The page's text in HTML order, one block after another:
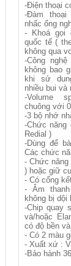
-Điện thoại
-Đàm
nhấc ống
- Khoá gọi
quốc tế (
không qua
-Công
không bao
khi sử
nhiều bui và
-Volume
chuông với
-3 bộ nhớ
-Chức
Redial )
-Dùng để
Các chức
- Chức năng
) hoặc giữ
- Có cổng
- Âm
không bị dội
-Chip quay
và/hoặc
có độ bền
- Có 2 màu
- Xuất xứ :
-Bảo hành